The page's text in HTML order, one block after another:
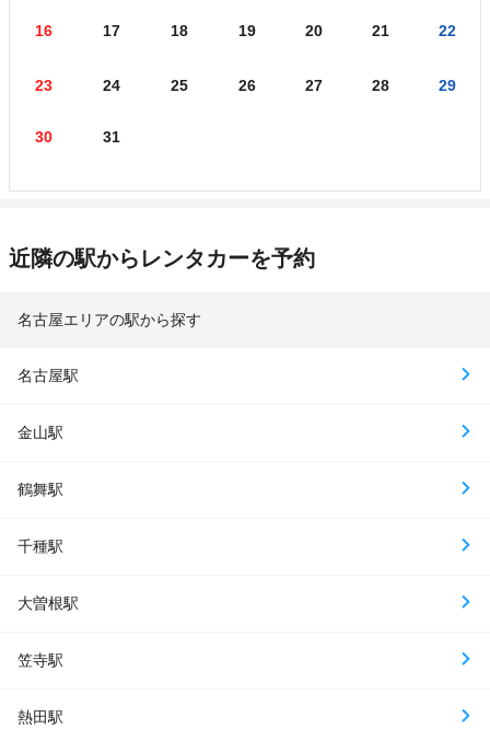
16 17 18 19 20 21 22
23 24 25 26 27 28 29
30 31
近隣の駅からレンタカーを予約
名古屋エリアの駅から探す
名古屋駅
金山駅
鶴舞駅
千種駅
大曽根駅
笠寺駅
熱田駅